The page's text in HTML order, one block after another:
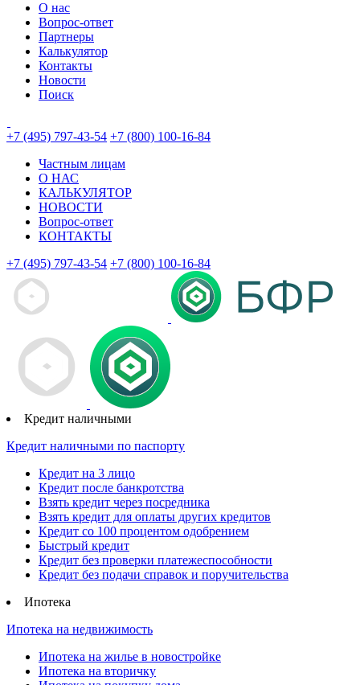
О нас
Вопрос-ответ
Партнеры
Калькулятор
Контакты
Новости
Поиск
+7 (495) 797-43-54 +7 (800) 100-16-84
Частным лицам
О НАС
КАЛЬКУЛЯТОР
НОВОСТИ
Вопрос-ответ
КОНТАКТЫ
+7 (495) 797-43-54 +7 (800) 100-16-84
Кредит наличными
Кредит наличными по паспорту
Кредит на 3 лицо
Кредит после банкротства
Взять кредит через посредника
Взять кредит для оплаты других кредитов
Кредит со 100 процентом одобрением
Быстрый кредит
Кредит без проверки платежеспособности
Кредит без подачи справок и поручительства
Ипотека
Ипотека на недвижимость
Ипотека на жилье в новостройке
Ипотека на вторичку